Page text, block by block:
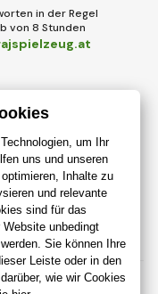
in der Regel
von 8 Stunden